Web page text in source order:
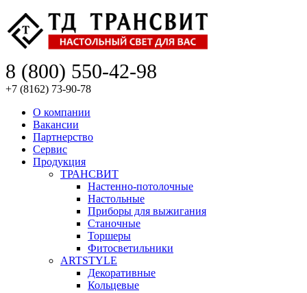
8 (800) 550-42-98
+7 (8162) 73-90-78
О компании
Вакансии
Партнерство
Сервис
Продукция
ТРАНСВИТ
Настенно-потолочные
Настольные
Приборы для выжигания
Станочные
Торшеры
Фитосветильники
ARTSTYLE
Декоративные
Кольцевые